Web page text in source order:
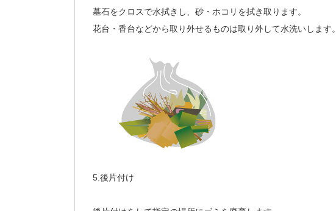
墓石をクロスで水拭きし、砂・ホコリを拭き取ります。
花台・香台などから取り外せるものは取り外して水洗いします。
5.後片付け